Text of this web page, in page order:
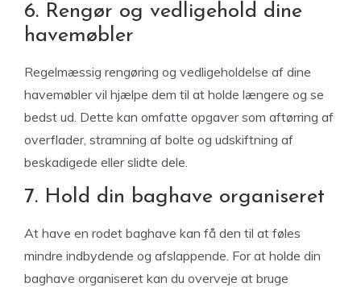
6. Rengør og vedligehold dine
havemøbler
Regelmæssig rengøring og vedligeholdelse af dine
havemøbler vil hjælpe dem til at holde længere og se
bedst ud. Dette kan omfatte opgaver som aftørring af
overflader, stramning af bolte og udskiftning af
beskadigede eller slidte dele.
7. Hold din baghave organiseret
At have en rodet baghave kan få den til at føles
mindre indbydende og afslappende. For at holde din
baghave organiseret kan du overveje at bruge